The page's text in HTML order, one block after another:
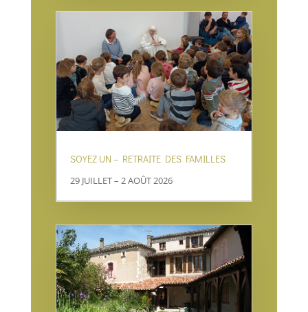
SOYEZ UN – RETRAITE DES FAMILLES
29 JUILLET – 2 AOÛT 2026